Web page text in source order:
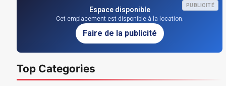
PUBLICITÉ
Espace disponible
Cet emplacement est disponible à la location.
Faire de la publicité
Top Categories